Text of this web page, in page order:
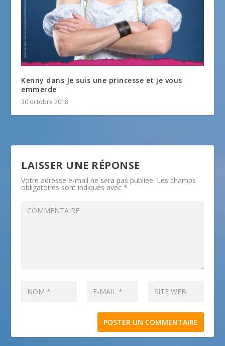
Kenny dans Je suis une princesse et je vous
emmerde
30 octobre 2018
LAISSER UNE RÉPONSE
Votre adresse e-mail ne sera pas publiée. Les champs
obligatoires sont indiqués avec*